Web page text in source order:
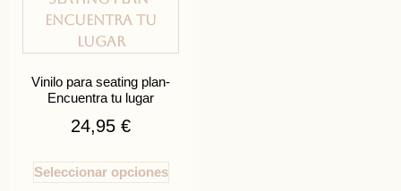
Vinilo para seating plan-
Encuentra tu lugar
24,95€
Seleccionar opciones